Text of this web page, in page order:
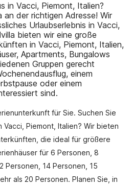
in Vacci, Piemont, Italien?
an der richtigen Adresse! Wir
Urlaubserlebnis in Vacci,
bieten wir eine große
in Vacci, Piemont, Italien,
Apartments, Bungalows
Gruppen gerecht
einem
oder einem
sind.
für Sie. Suchen Sie
Vacci, Piemont, Italien? Wir bieten
die ideal für größere
für 6 Personen, 8
Personen, 14 Personen, 15
als 20 Personen. Planen Sie, in